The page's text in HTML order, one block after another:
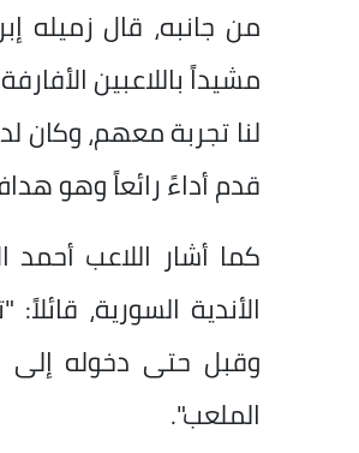
من جانبه، قال زميله
مشيداً باللاعبين
لنا تجربة معهم، وكان
قدم أداءً رائعاً وهو
كما أشار اللاعب أحمد
الأندية السورية،
وقبل حتى دخوله
الملعب".